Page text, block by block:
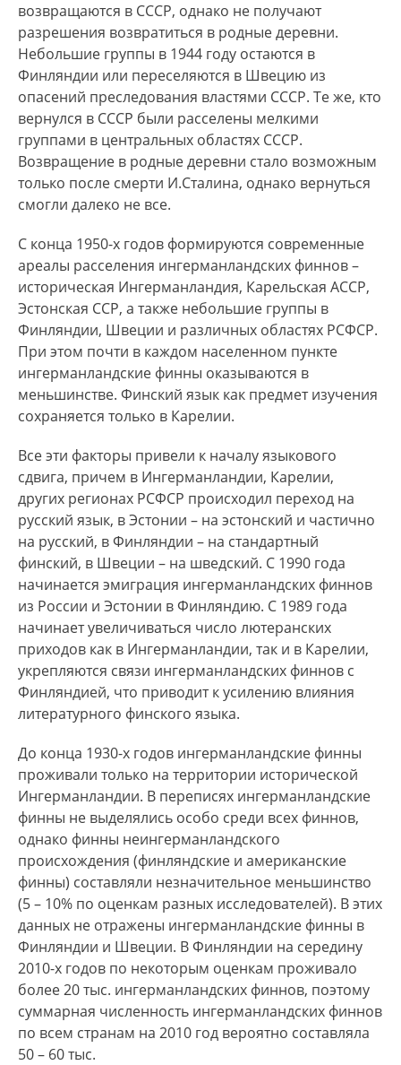
возвращаются в СССР, однако не получают
разрешения возвратиться в родные деревни.
Небольшие группы в 1944 году остаются в
Финляндии или переселяются в Швецию из
опасений преследования властями СССР. Те же, кто
вернулся в СССР были расселены мелкими
группами в центральных областях СССР.
Возвращение в родные деревни стало возможным
только после смерти И.Сталина, однако вернуться
смогли далеко не все.
С конца 1950-х годов формируются современные
ареалы расселения ингерманландских финнов –
историческая Ингерманландия, Карельская АССР,
Эстонская ССР, а также небольшие группы в
Финляндии, Швеции и различных областях РСФСР.
При этом почти в каждом населенном пункте
ингерманландские финны оказываются в
меньшинстве. Финский язык как предмет изучения
сохраняется только в Карелии.
Все эти факторы привели к началу языкового
сдвига, причем в Ингерманландии, Карелии,
других регионах РСФСР происходил переход на
русский язык, в Эстонии – на эстонский и частично
на русский, в Финляндии – на стандартный
финский, в Швеции – на шведский. С 1990 года
начинается эмиграция ингерманландских финнов
из России и Эстонии в Финляндию. С 1989 года
начинает увеличиваться число лютеранских
приходов как в Ингерманландии, так и в Карелии,
укрепляются связи ингерманландских финнов с
Финляндией, что приводит к усилению влияния
литературного финского языка.
До конца 1930-х годов ингерманландские финны
проживали только на территории исторической
Ингерманландии. В переписях ингерманландские
финны не выделялись особо среди всех финнов,
однако финны неингерманландского
происхождения (финляндские и американские
финны) составляли незначительное меньшинство
(5 – 10% по оценкам разных исследователей). В этих
данных не отражены ингерманландские финны в
Финляндии и Швеции. В Финляндии на середину
2010-х годов по некоторым оценкам проживало
более 20 тыс. ингерманландских финнов, поэтому
суммарная численность ингерманландских финнов
по всем странам на 2010 год вероятно составляла
50 – 60 тыс.